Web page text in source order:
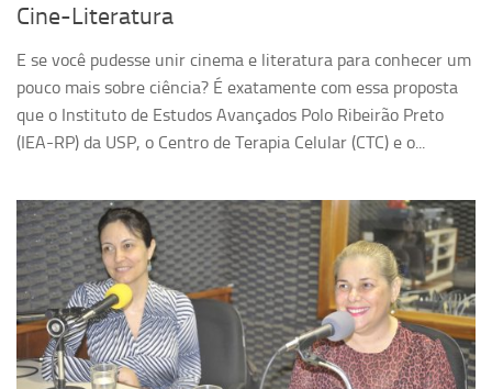
Cine-Literatura
E se você pudesse unir cinema e literatura para conhecer um
pouco mais sobre ciência? É exatamente com essa proposta
que o Instituto de Estudos Avançados Polo Ribeirão Preto
(IEA-RP) da USP, o Centro de Terapia Celular (CTC) e o...